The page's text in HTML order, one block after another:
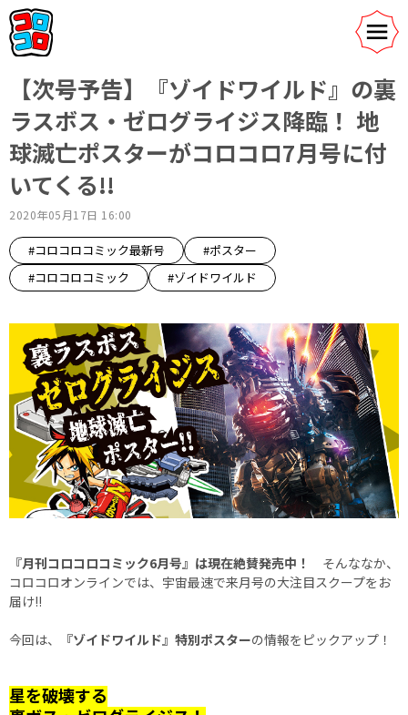
【次号予告】『ゾイドワイルド』の裏
ラスボス・ゼログライジス降臨！ 地
球滅亡ポスターがコロコロ7月号に付
いてくる!!
2020年05月17日 16:00
#コロコロコミック最新号
#ポスター
#コロコロコミック
#ゾイドワイルド
『月刊コロコロコミック6月号』は現在絶賛発売中！
そんななか、
コロコロオンラインでは、宇宙最速で来月号の大注目スクープをお
届け!!
今回は、 『ゾイドワイルド』特別ポスターの情報をピックアップ！
星を破壊する――